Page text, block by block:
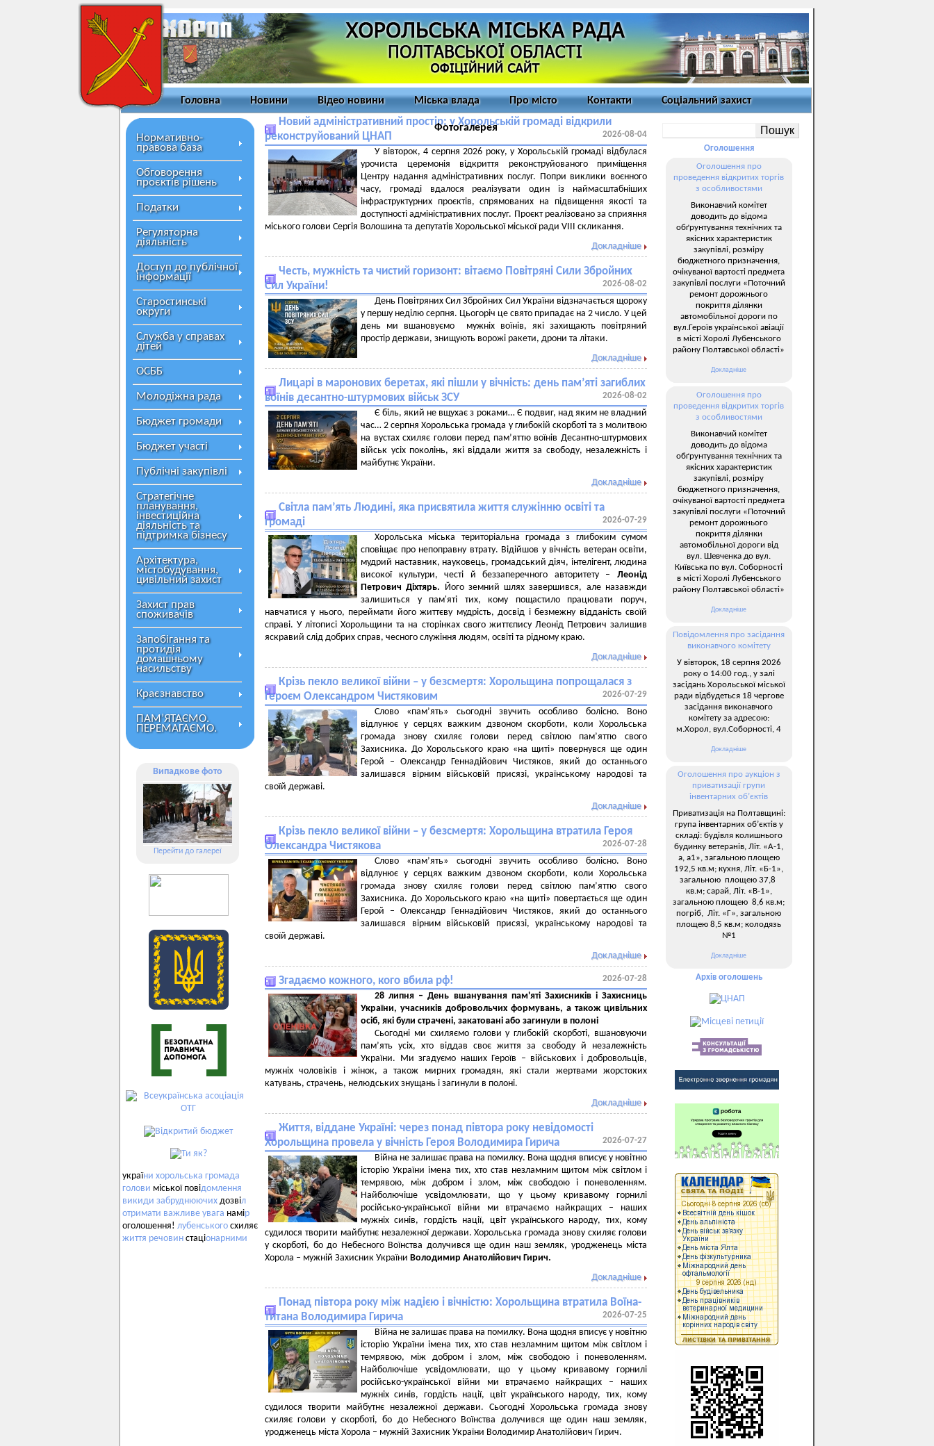
Головна Новини Відео новини Міська влада Про місто Контакти Соціальний захист
Фотогалерея
Нормативно-
правова база
Обговорення
проєктів рішень
Податки
Регуляторна
діяльність
Доступ до публічної
інформації
Старостинські
округи
Служба у справах
дітей
ОСББ
Молодіжна рада
Бюджет громади
Бюджет участі
Публічні закупівлі
Стратегічне
планування,
інвестиційна
діяльність та
підтримка бізнесу
Архітектура,
містобудування,
цивільний захист
Захист прав
споживачів
Запобігання та
протидія
домашньому
насильству
Краєзнавство
ПАМ’ЯТАЄМО.
ПЕРЕМАГАЄМО.
Випадкове фото
Перейти до галереї
україни хорольська громада
голови міської повідомлення
викиди забруднюючих дозвіл
отримати важливе увага намір
оголошення! лубенського схиляє
життя речовин стаціонарними
Новий адміністративний простір: у Хорольській громаді відкрили
реконструйований ЦНАП
2026-08-04
У вівторок, 4 серпня 2026 року, у Хорольській громаді відбулася
урочиста церемонія відкриття реконструйованого приміщення
Центру надання адміністративних послуг. Попри виклики воєнного
часу, громаді вдалося реалізувати один із наймасштабніших
інфраструктурних проєктів, спрямованих на підвищення якості та
доступності адміністративних послуг. Проєкт реалізовано за сприяння
міського голови Сергія Волошина та депутатів Хорольської міської ради VIII скликання.
Докладніше
Честь, мужність та чистий горизонт: вітаємо Повітряні Сили Збройних
Сил України!
2026-08-02
День Повітряних Сил Збройних Сил України відзначається щороку
у першу неділю серпня. Цьогоріч це свято припадає на 2 число. У цей
день ми вшановуємо мужніх воїнів, які захищають повітряний
простір держави, знищують ворожі ракети, дрони та літаки.
Докладніше
Лицарі в маронових беретах, які пішли у вічність: день пам’яті загиблих
воїнів десантно-штурмових військ ЗСУ
2026-08-02
Є біль, який не вщухає з роками… Є подвиг, над яким не владний
час… 2 серпня Хорольська громада у глибокій скорботі та з молитвою
на вустах схиляє голови перед пам’яттю воїнів Десантно-штурмових
військ усіх поколінь, які віддали життя за свободу, незалежність і
майбутнє України.
Докладніше
Світла пам’ять Людині, яка присвятила життя служінню освіті та
громаді
2026-07-29
Хорольська міська територіальна громада з глибоким сумом
сповіщає про непоправну втрату. Відійшов у вічність ветеран освіти,
мудрий наставник, науковець, громадський діяч, інтелігент, людина
високої культури, честі й беззаперечного авторитету – Леонід
Петрович Діхтярь. Його земний шлях завершився, але назавжди
залишиться у пам'яті тих, кому пощастило працювати поруч,
навчатися у нього, переймати його життєву мудрість, досвід і безмежну відданість своїй
справі. У літописі Хорольщини та на сторінках свого життєпису Леонід Петрович залишив
яскравий слід добрих справ, чесного служіння людям, освіті та рідному краю.
Докладніше
Крізь пекло великої війни – у безсмертя: Хорольщина попрощалася з
Героєм Олександром Чистяковим
2026-07-29
Слово «пам’ять» сьогодні звучить особливо болісно. Воно
відлунює у серцях важким дзвоном скорботи, коли Хорольська
громада знову схиляє голови перед світлою пам’яттю свого
Захисника. До Хорольського краю «на щиті» повернувся ще один
Герой – Олександр Геннадійович Чистяков, який до останнього
залишався вірним військовій присязі, українському народові та
своїй державі.
Докладніше
Крізь пекло великої війни – у безсмертя: Хорольщина втратила Героя
Олександра Чистякова
2026-07-28
Слово «пам’ять» сьогодні звучить особливо болісно. Воно
відлунює у серцях важким дзвоном скорботи, коли Хорольська
громада знову схиляє голови перед світлою пам’яттю свого
Захисника. До Хорольського краю «на щиті» повертається ще один
Герой – Олександр Геннадійович Чистяков, який до останнього
залишався вірним військовій присязі, українському народові та
своїй державі.
Докладніше
Згадаємо кожного, кого вбила рф! 2026-07-28
28 липня – День вшанування пам'яті Захисників і Захисниць
України, учасників добровольчих формувань, а також цивільних
осіб, які були страчені, закатовані або загинули в полоні
Сьогодні ми схиляємо голови у глибокій скорботі, вшановуючи
пам’ять усіх, хто віддав своє життя за свободу й незалежність
України. Ми згадуємо наших Героїв – військових і добровольців,
мужніх чоловіків і жінок, а також мирних громадян, які стали жертвами жорстоких
катувань, страчень, нелюдських знущань і загинули в полоні.
Докладніше
Життя, віддане Україні: через понад півтора року невідомості
Хорольщина провела у вічність Героя Володимира Гирича
2026-07-27
Війна не залишає права на помилку. Вона щодня вписує у новітню
історію України імена тих, хто став незламним щитом між світлом і
темрявою, між добром і злом, між свободою і поневоленням.
Найболючіше усвідомлювати, що у цьому кривавому горнилі
російсько-української війни ми втрачаємо найкращих – наших
мужніх синів, гордість нації, цвіт українського народу, тих, кому
судилося творити майбутнє незалежної держави. Хорольська громада знову схиляє голови
у скорботі, бо до Небесного Воїнства долучився ще один наш земляк, уродженець міста
Хорола – мужній Захисник України Володимир Анатолійович Гирич.
Докладніше
Понад півтора року між надією і вічністю: Хорольщина втратила Воїна-
титана Володимира Гирича
2026-07-25
Війна не залишає права на помилку. Вона щодня вписує у новітню
історію України імена тих, хто став незламним щитом між світлом і
темрявою, між добром і злом, між свободою і поневоленням.
Найболючіше усвідомлювати, що у цьому кривавому горнилі
російсько-української війни ми втрачаємо найкращих – наших
мужніх синів, гордість нації, цвіт українського народу, тих, кому
судилося творити майбутнє незалежної держави. Сьогодні Хорольська громада знову
схиляє голови у скорботі, бо до Небесного Воїнства долучився ще один наш земляк,
уродженець міста Хорола – мужній Захисник України Володимир Анатолійович Гирич.
Оголошення
Оголошення про
проведення відкритих торгів
з особливостями
Виконавчий комітет
доводить до відома
обґрунтування технічних та
якісних характеристик
закупівлі, розміру
бюджетного призначення,
очікуваної вартості предмета
закупівлі послуги «Поточний
ремонт дорожнього
покриття ділянки
автомобільної дороги по
вул.Героїв української авіації
в місті Хоролі Лубенського
району Полтавської області»
Докладніше
Оголошення про
проведення відкритих торгів
з особливостями
Виконавчий комітет
доводить до відома
обґрунтування технічних та
якісних характеристик
закупівлі, розміру
бюджетного призначення,
очікуваної вартості предмета
закупівлі послуги «Поточний
ремонт дорожнього
покриття ділянки
автомобільної дороги від
вул. Шевченка до вул.
Київська по вул. Соборності
в місті Хоролі Лубенського
району Полтавської області»
Докладніше
Повідомлення про засідання
виконавчого комітету
У вівторок, 18 серпня 2026
року о 14:00 год., у залі
засідань Хорольської міської
ради відбудеться 18 чергове
засідання виконавчого
комітету за адресою:
м.Хорол, вул.Соборності, 4
Докладніше
Оголошення про аукціон з
приватизації групи
інвентарних об’єктів
Приватизація на Полтавщині:
група інвентарних об’єктів у
складі: будівля колишнього
будинку ветеранів, Літ. «А-1,
а, а1», загальною площею
192,5 кв.м; кухня, Літ. «Б-1»,
загальною площею 37,8
кв.м; сарай, Літ. «В-1»,
загальною площею 8,6 кв.м;
погріб, Літ. «Г», загальною
площею 8,5 кв.м; колодязь
№1
Докладніше
Архів оголошень